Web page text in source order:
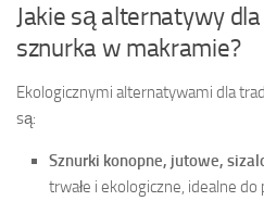
Jakie są alternatywy
sznurka w makramie?
Ekologicznymi alternatywami dla
są:
Sznurki konopne, jutowe,
trwałe i ekologiczne, idealne do